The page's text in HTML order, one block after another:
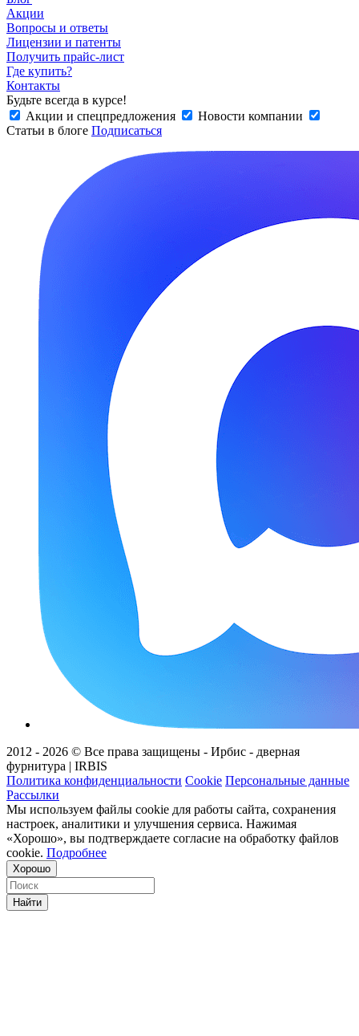
Акции
Вопросы и ответы
Лицензии и патенты
Получить прайс-лист
Где купить?
Контакты
Будьте всегда в курсе!
Акции и спецпредложения
Новости компании
Статьи в блоге Подписаться
2012 - 2026 © Все права защищены - Ирбис - дверная
фурнитура | IRBIS
Политика конфиденциальности Cookie Персональные данные
Рассылки
Мы используем файлы cookie для работы сайта, сохранения
настроек, аналитики и улучшения сервиса. Нажимая
«Хорошо», вы подтверждаете согласие на обработку файлов
cookie. Подробнее
Хорошо
Найти